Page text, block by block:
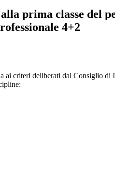
alla prima classe del
4+2
ai criteri deliberati dal Consiglio di